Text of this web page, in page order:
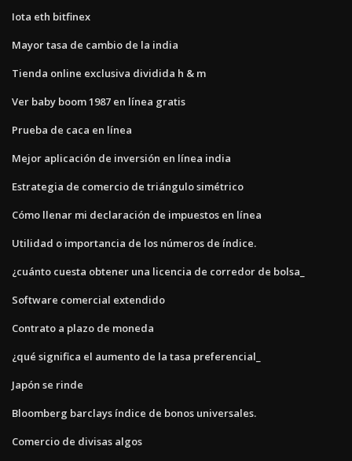
Iota eth bitfinex
Mayor tasa de cambio de la india
Tienda online exclusiva dividida h & m
Ver baby boom 1987 en línea gratis
Prueba de caca en línea
Mejor aplicación de inversión en línea india
Estrategia de comercio de triángulo simétrico
Cómo llenar mi declaración de impuestos en línea
Utilidad o importancia de los números de índice.
¿cuánto cuesta obtener una licencia de corredor de bolsa_
Software comercial extendido
Contrato a plazo de moneda
¿qué significa el aumento de la tasa preferencial_
Japón se rinde
Bloomberg barclays índice de bonos universales.
Comercio de divisas algos